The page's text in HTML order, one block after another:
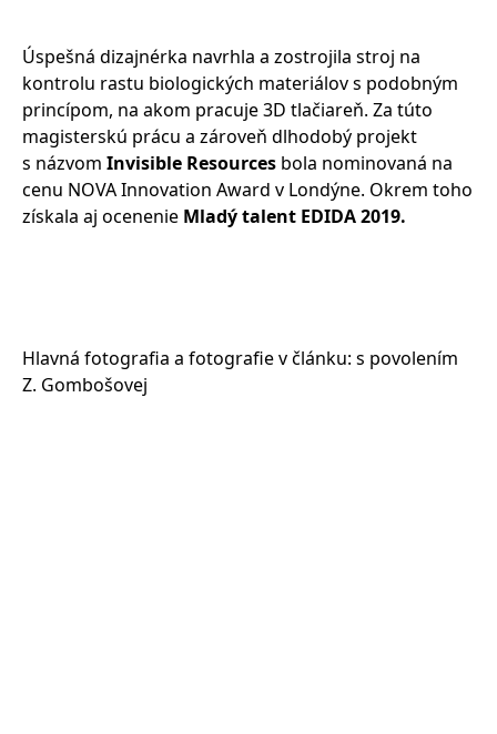
Úspešná dizajnérka navrhla a zostrojila stroj na
kontrolu rastu biologických materiálov s podobným
princípom, na akom pracuje 3D tlačiareň. Za túto
magisterskú prácu a zároveň dlhodobý projekt
s názvom Invisible Resources bola nominovaná na
cenu NOVA Innovation Award v Londýne. Okrem toho
získala aj ocenenie Mladý talent EDIDA 2019.
Hlavná fotografia a fotografie v článku: s povolením
Z. Gombošovej